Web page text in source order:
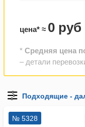
цена* ≈ 0 руб
* Средняя цена
– детали
№ 5328